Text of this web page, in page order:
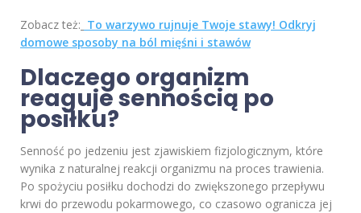
Zobacz też: To warzywo rujnuje Twoje stawy! Odkryj
domowe sposoby na ból mięśni i stawów
Dlaczego organizm
reaguje sennością po
posiłku?
Senność po jedzeniu jest zjawiskiem fizjologicznym, które
wynika z naturalnej reakcji organizmu na proces trawienia.
Po spożyciu posiłku dochodzi do zwiększonego przepływu
krwi do przewodu pokarmowego, co czasowo ogranicza jej